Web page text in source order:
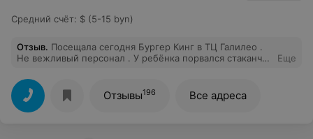
Средний счёт: $ (5-15 byn)
Отзыв. Посещала сегодня Бургер Кинг в ТЦ Галилео .
Не вежливый персонал . У ребёнка порвался стаканчик
картошку .
Еще
Отзывы196 Все адреса